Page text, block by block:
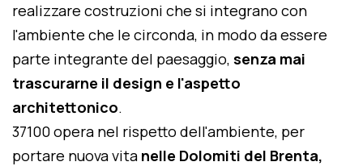
realizzare costruzioni che si integrano con
l'ambiente che le circonda, in modo da essere
parte integrante del paesaggio, senza mai
trascurarne il design e l'aspetto
architettonico.
37100 opera nel rispetto dell'ambiente, per
portare nuova vita nelle Dolomiti del Brenta,